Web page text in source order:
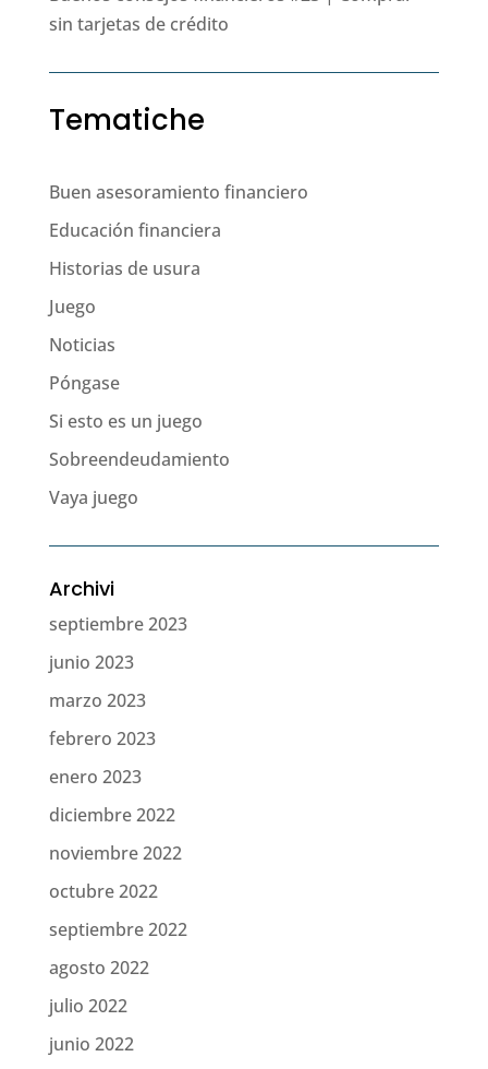
sin tarjetas de crédito
Tematiche
Buen asesoramiento financiero
Educación financiera
Historias de usura
Juego
Noticias
Póngase
Si esto es un juego
Sobreendeudamiento
Vaya juego
Archivi
septiembre 2023
junio 2023
marzo 2023
febrero 2023
enero 2023
diciembre 2022
noviembre 2022
octubre 2022
septiembre 2022
agosto 2022
julio 2022
junio 2022